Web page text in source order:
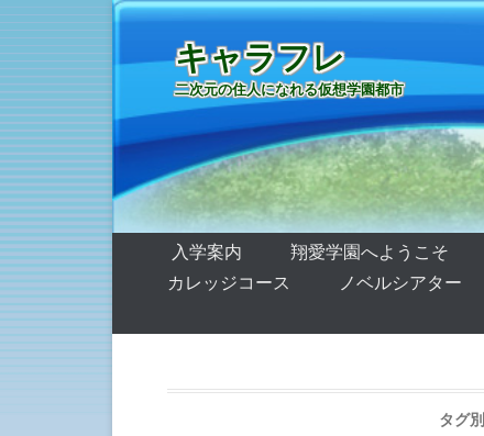
キャラフレ
二次元の住人になれる仮想学園都市
第1メニュー
コンテンツへ移動
入学案内 翔愛学園へようこそ
カレッジコース
ノベルシアター
タグ